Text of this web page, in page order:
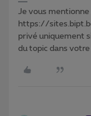
Je vous
https://
privé uniquement
du topic dans